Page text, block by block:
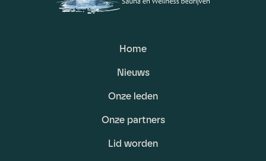
Home
Nieuws
Onze leden
Onze partners
Lid worden